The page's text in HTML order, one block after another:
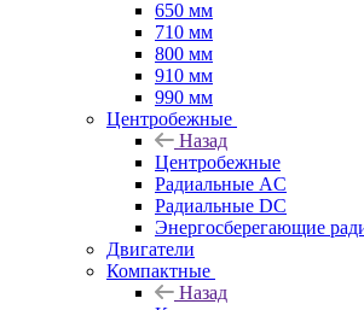
650 мм
710 мм
800 мм
910 мм
990 мм
Центробежные
Назад
Центробежные
Радиальные AC
Радиальные DC
Энергосберегающие
Двигатели
Компактные
Назад